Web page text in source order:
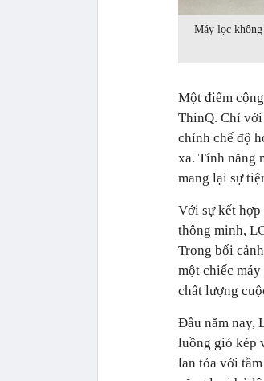
Máy lọc
Một điểm
ThinQ. Chỉ
chỉnh chế độ
xa. Tính năng
mang lại sự
Với sự kết
thông minh,
Trong bối
một chiếc
chất lượng
Đầu năm nay,
luồng gió kép
lan tỏa với